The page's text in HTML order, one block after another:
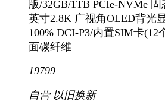
版/32GB/1TB PCIe-NVMe
英寸2.8K 广视角OLED背光
100% DCI-P3/内置SIM卡(12
面碳纤维
19799
自营 以旧换新